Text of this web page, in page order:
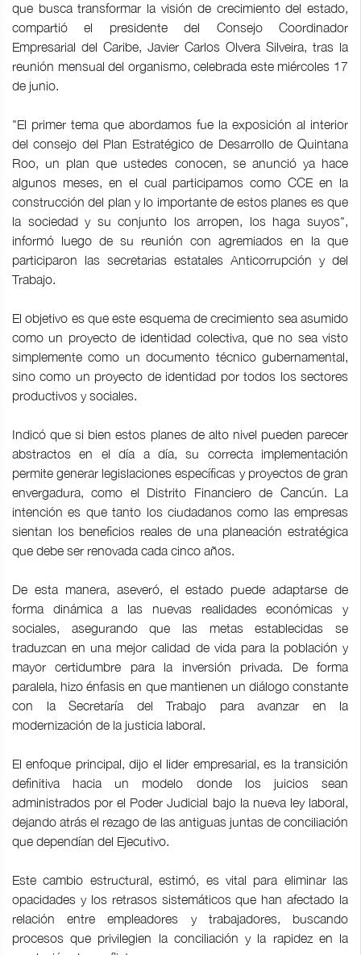
que busca transformar la visión de crecimiento del estado,
compartió el presidente del Consejo Coordinador
Empresarial del Caribe, Javier Carlos Olvera Silveira, tras la
reunión mensual del organismo, celebrada este miércoles 17
de junio.
"El primer tema que abordamos fue la exposición al interior
del consejo del Plan Estratégico de Desarrollo de Quintana
Roo, un plan que ustedes conocen, se anunció ya hace
algunos meses, en el cual participamos como CCE en la
construcción del plan y lo importante de estos planes es que
la sociedad y su conjunto los arropen, los haga suyos",
informó luego de su reunión con agremiados en la que
participaron las secretarias estatales Anticorrupción y del
Trabajo.
El objetivo es que este esquema de crecimiento sea asumido
como un proyecto de identidad colectiva, que no sea visto
simplemente como un documento técnico gubernamental,
sino como un proyecto de identidad por todos los sectores
productivos y sociales.
Indicó que si bien estos planes de alto nivel pueden parecer
abstractos en el día a día, su correcta implementación
permite generar legislaciones específicas y proyectos de gran
envergadura, como el Distrito Financiero de Cancún. La
intención es que tanto los ciudadanos como las empresas
sientan los beneficios reales de una planeación estratégica
que debe ser renovada cada cinco años.
De esta manera, aseveró, el estado puede adaptarse de
forma dinámica a las nuevas realidades económicas y
sociales, asegurando que las metas establecidas se
traduzcan en una mejor calidad de vida para la población y
mayor certidumbre para la inversión privada. De forma
paralela, hizo énfasis en que mantienen un diálogo constante
con la Secretaría del Trabajo para avanzar en la
modernización de la justicia laboral.
El enfoque principal, dijo el lider empresarial, es la transición
definitiva hacia un modelo donde los juicios sean
administrados por el Poder Judicial bajo la nueva ley laboral,
dejando atrás el rezago de las antiguas juntas de conciliación
que dependían del Ejecutivo.
Este cambio estructural, estimó, es vital para eliminar las
opacidades y los retrasos sistemáticos que han afectado la
relación entre empleadores y trabajadores, buscando
procesos que privilegien la conciliación y la rapidez en la